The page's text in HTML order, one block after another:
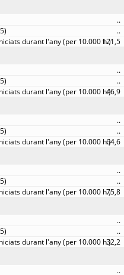
..
..
121,5
..
..
46,9
..
..
64,6
..
..
75,8
..
..
32,2
..